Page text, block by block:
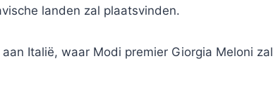
landen zal plaatsvinden.
Italië, waar Modi premier Giorgia Meloni zal